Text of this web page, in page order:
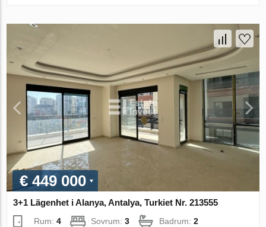
€ 449 000
3+1 Lägenhet i Alanya, Antalya, Turkiet Nr. 213555
Rum:4 Sovrum:3 Badrum:2